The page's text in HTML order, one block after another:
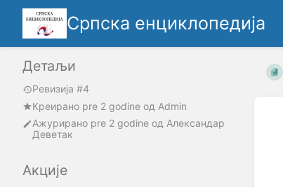
Српска енциклопедија
Детаљи
Ревизија #4
Креирано pre 2 godine oд Admin
Ажурирано pre 2 godine од Александар
Деветак
Акције